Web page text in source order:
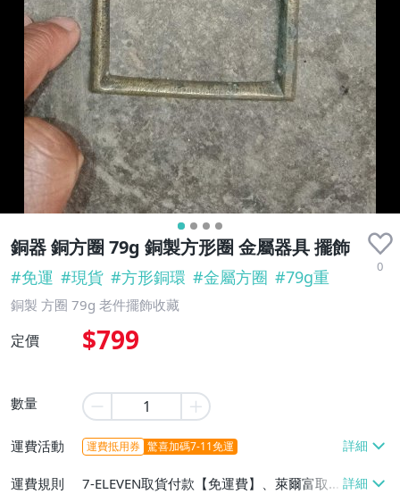
銅器 銅方圈 79g 銅製方形圈 金屬器具 擺飾
0
#免運 #現貨 #方形銅環 #金屬方圈 #79g重
銅製 方圈 79g 老件擺飾收藏
定價 $799
數量
運費活動 運費抵用券 驚喜加碼7-11免運
運費規則
7-ELEVEN取貨付款【免運費】、萊爾富取